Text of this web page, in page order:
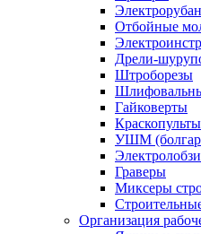
Отбойные
Дрели-
Штроборезы
Гайковерты
УШМ
Граверы
Миксеры
Организация